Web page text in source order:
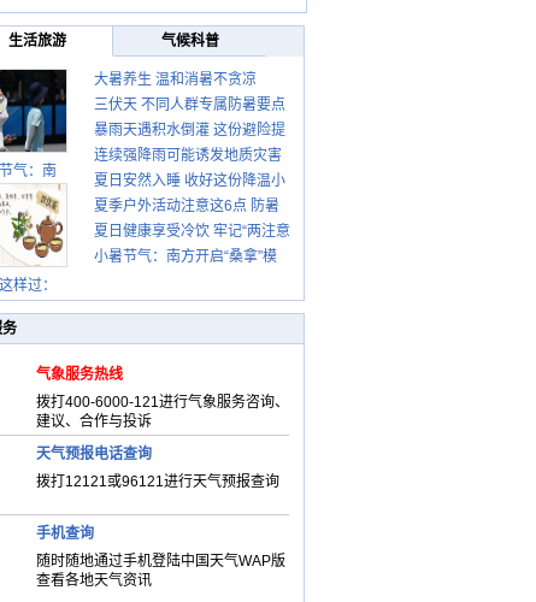
生活旅游 气候科普
气：南
样过：
大暑养生 温和消暑不贪凉
三伏天 不同人群专属防暑要点
请收好
暴雨天遇积水倒灌 这份避险提
示请收好
连续强降雨可能诱发地质灾害
这些前兆要知道
夏日安然入睡 收好这份降温小
贴士
夏季户外活动注意这6点 防暑
健身两不误
夏日健康享受冷饮 牢记“两注意
一控制”
小暑节气：南方开启“桑拿”模
气象服务热线
拨打400-6000-121进行气象服务咨询、
建议、合作与投诉
天气预报电话查询
拨打12121或96121进行天气预报查询
手机查询
随时随地通过手机登陆中国天气WAP版
查看各地天气资讯